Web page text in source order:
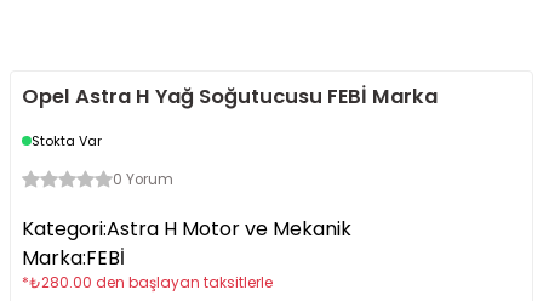
Opel Astra H Yağ Soğutucusu FEBİ Marka
Stokta Var
0 Yorum
Kategori:Astra H Motor ve Mekanik
Marka:FEBİ
*₺280.00 den başlayan taksitlerle